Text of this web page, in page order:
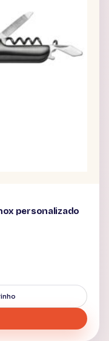
personalizado